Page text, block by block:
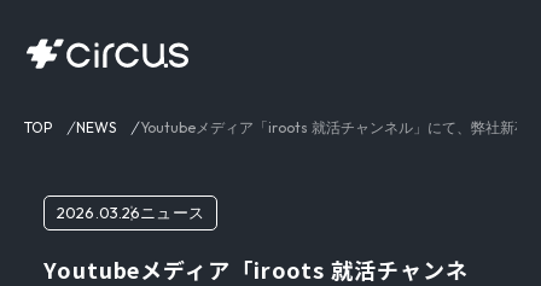
TOP NEWS Youtubeメディア「iroots 就活チャンネル」にて、弊社新卒
2026.03.26ニュース
Youtubeメディア「iroots 就活チャンネ